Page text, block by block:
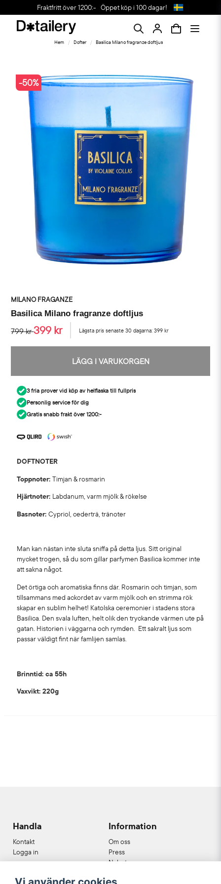
Fraktfritt över 1200:- Öppet köp i 100 dagar!
Hem Dofter Basilica Milano fragranze doftljus
-50%
MILANO FRAGANZE
Basilica Milano fragranze doftljus
799 kr399 kr Lägsta pris senaste 30 dagarna:399 kr
LÄGG I VARUKORGEN
3 fria prover vid köp av helflaska till fullpris
Personlig service för dig
Gratis snabb frakt över 1200:-
DOFTNOTER
Toppnoter:Timjan & rosmarin
Hjärtnoter: Labdanum, varm mjölk & rökelse
Basnoter:Cypriol, cederträ, tränoter
Man kan nästan inte sluta sniffa på detta ljus. Sitt original
mycket trogen, så du som gillar parfymen Basilica kommer inte
att sakna något.
Det örtiga och aromatiska finns där. Rosmarin och timjan, som
tillsammans med ackordet av varm mjölk och en strimma rök
skapar en sublim helhet! Katolska ceremonier i stadens stora
Basilica. Den svala luften, helt olik den tryckande värmen ute på
gatan. Historien i väggarna och rymden. Ett sakralt ljus som
passar väldigt fint när famlijen samlas.
Brinntid: ca 55h
Vaxvikt: 220g
Handla
Kontakt
Logga in
Information
Om oss
Press
Nyheter